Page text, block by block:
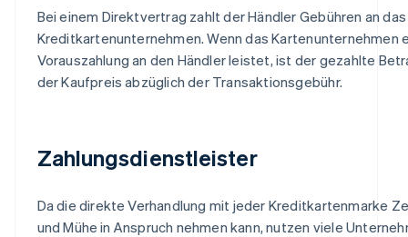
Bei einem Direktvertrag zahlt der Händler Gebühren an das
Kreditkartenunternehmen. Wenn das Kartenunternehmen
Vorauszahlung an den Händler leistet, ist der gezahlte
der Kaufpreis abzüglich der Transaktionsgebühr.
Zahlungsdienstleister
Da die direkte Verhandlung mit jeder Kreditkartenmarke
und Mühe in Anspruch nehmen kann, nutzen viele